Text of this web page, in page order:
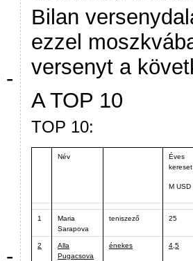
-
-
Bilan
ezzel
versenyt a
A TOP 10
TOP 10:
Név
Éves
kereset
M USD
1
Maria
Sarapova
teniszező 25
2
Alla
Pugacsova
énekes 4,5